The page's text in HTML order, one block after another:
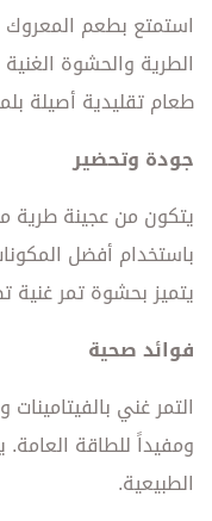
استمتع بطعم المعروك
الطرية والحشوة
طعام تقليدية أصيلة
جودة وتحضير
يتكون من عجينة طرية
باستخدام أفضل
يتميز بحشوة تمر غنية
فوائد صحية
التمر غني
ومفيداً للطاقة
الطبيعية.